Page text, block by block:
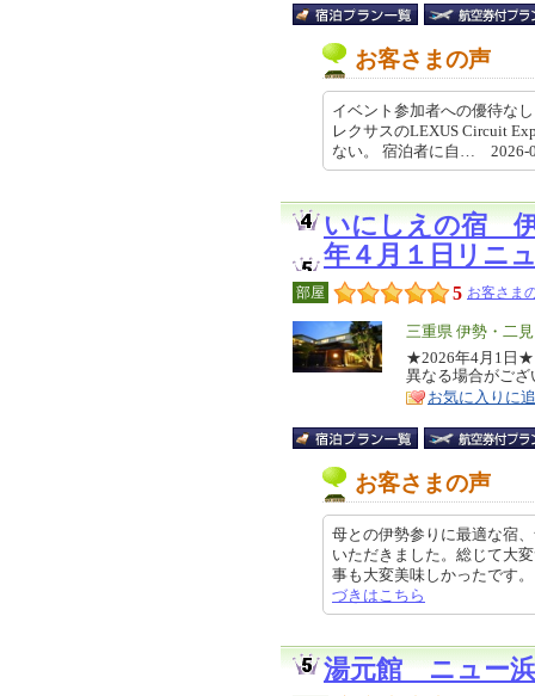
お客さまの声
イベント参加者への優待な
レクサスのLEXUS Circuit
ない。 宿泊者に自… 2026-
いにしえの宿 伊
年４月１日リニ
部屋 5 お客さま
エ
リ
ア
三重県 伊勢・二見
特
徴
★2026年4月1日★
異なる場合がご
お気に入りに
お客さまの声
母との伊勢参りに最適な宿
いただきました。総じて大
事も大変美味しかったです
づきはこちら
湯元館 ニュー